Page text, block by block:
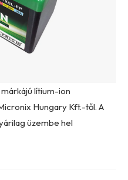
lítium-ion
Hungary Kft.-től. A
üzembe hel